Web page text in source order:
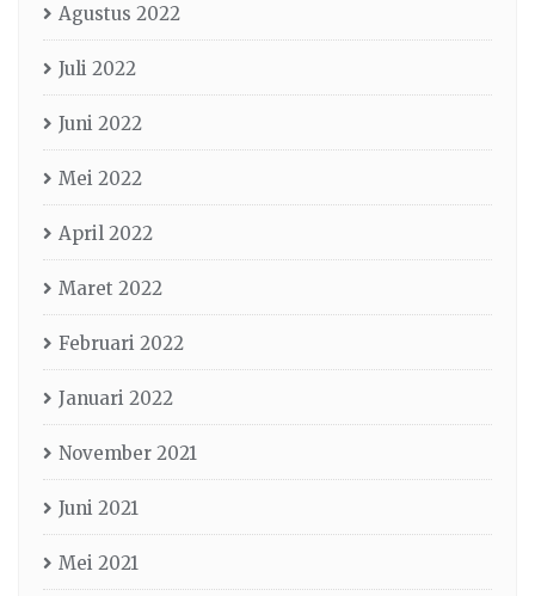
Agustus 2022
Juli 2022
Juni 2022
Mei 2022
April 2022
Maret 2022
Februari 2022
Januari 2022
November 2021
Juni 2021
Mei 2021